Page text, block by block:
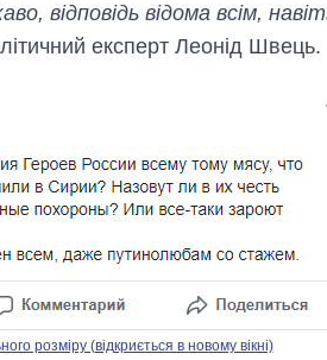
відповідь відома всім,
експерт Леонід Швець.
розміру (відкриється в новому вікні)